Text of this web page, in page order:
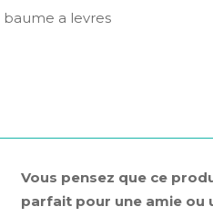
baume a levres
Vous pensez que ce
parfait pour une amie ou